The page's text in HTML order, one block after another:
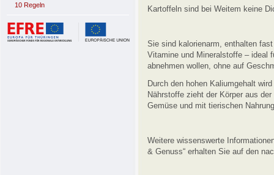
10 Regeln Kartoffeln sind bei Weitem keine
Sie sind kalorienarm, enthalten
Vitamine und Mineralstoffe – ideal
abnehmen wollen, ohne auf
Durch den hohen Kaliumgehalt
Nährstoffe zieht der Körper aus
Gemüse und mit tierischen
Weitere wissenswerte
& Genuss“ erhalten Sie auf den